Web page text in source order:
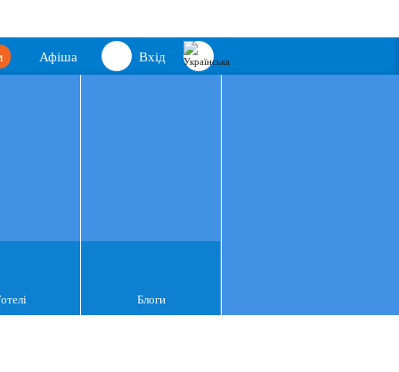
Вхід
Афіша
Блоги